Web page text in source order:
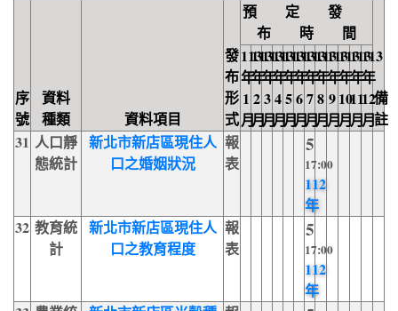
序
號
資料
種類
資料項目
發
布
形
式
預 定 發
布 時 間
備
註
113
年
1
月
113
年
2
月
113
年
3
月
113
年
4
月
113
年
5
月
113
年
6
月
113
年
7
月
113
年
8
月
113
年
9
月
113
年
10
月
113
年
11
月
113
年
12
月
31 人口靜
態統計
新北市新店區現住人
口之婚姻狀況
報
表
5
17:00
112
年
32 教育統
計
新北市新店區現住人
口之教育程度
報
表
5
17:00
112
年